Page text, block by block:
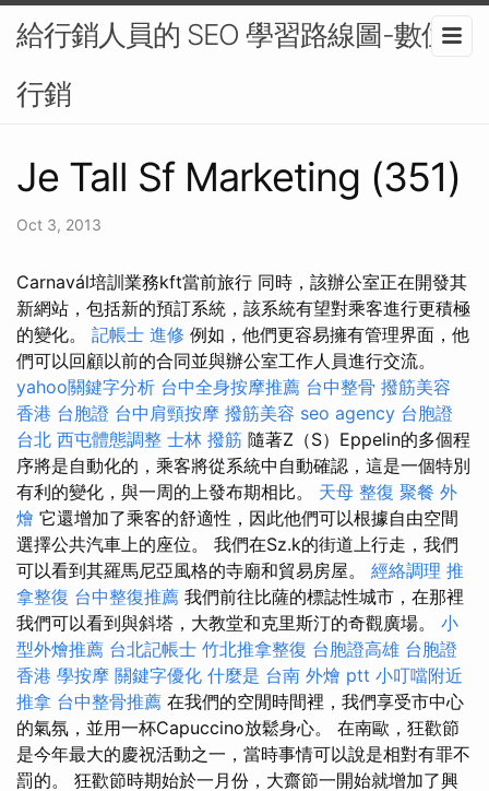
給行銷人員的 SEO 學習路線圖-數位
行銷
Je Tall Sf Marketing (351)
Oct 3, 2013
Carnavál培訓業務kft當前旅行 同時，該辦公室正在開發其
新網站，包括新的預訂系統，該系統有望對乘客進行更積極
的變化。 記帳士 進修 例如，他們更容易擁有管理界面，他
們可以回顧以前的合同並與辦公室工作人員進行交流。
yahoo關鍵字分析 台中全身按摩推薦 台中整骨 撥筋美容
香港 台胞證 台中肩頸按摩 撥筋美容 seo agency 台胞證
台北 西屯體態調整 士林 撥筋 隨著Z（S）Eppelin的多個程
序將是自動化的，乘客將從系統中自動確認，這是一個特別
有利的變化，與一周的上發布期相比。 天母 整復 聚餐 外
燴 它還增加了乘客的舒適性，因此他們可以根據自由空間
選擇公共汽車上的座位。 我們在Sz.k的街道上行走，我們
可以看到其羅馬尼亞風格的寺廟和貿易房屋。 經絡調理 推
拿整復 台中整復推薦 我們前往比薩的標誌性城市，在那裡
我們可以看到與斜塔，大教堂和克里斯汀的奇觀廣場。 小
型外燴推薦 台北記帳士 竹北推拿整復 台胞證高雄 台胞證
香港 學按摩 關鍵字優化 什麼是 台南 外燴 ptt 小叮噹附近
推拿 台中整骨推薦 在我們的空閒時間裡，我們享受市中心
的氣氛，並用一杯Capuccino放鬆身心。 在南歐，狂歡節
是今年最大的慶祝活動之一，當時事情可以說是相對有罪不
罰的。 狂歡節時期始於一月份，大齋節一開始就增加了興